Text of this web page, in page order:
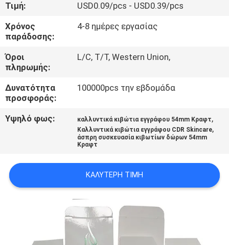
ΜΑΣ
ΕΛΆΤΕ
ΣΕ
ΕΠΑΦΉ
ΜΕ
ΖΗΤΉΣΤΕ
ΑΠΌΣΠΑΣΜΑ
SITEMAP
POLICY
Τιμή:
USD0.09/pcs - USD0.39/pcs
Χρόνος
παράδοσης:
4-8 ημέρες εργασίας
Όροι
πληρωμής:
L/C, T/T, Western Union,
Δυνατότητα
προσφοράς:
100000pcs την εβδομάδα
Υψηλό φως: καλλυντικά κιβώτια εγγράφου 54mm Κραφτ,
Καλλυντικά κιβώτια εγγράφου CDR Skincare,
άσπρη συσκευασία κιβωτίων δώρων 54mm
Κραφτ
ΚΑΛΎΤΕΡΗ ΤΙΜΉ